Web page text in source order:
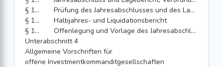
§ 121
Prüfung des Jahresabschlusses und des Lageberichts; Verordnungsermächtigung
§ 122
Halbjahres- und Liquidationsbericht
§ 123
Offenlegung und Vorlage des Jahresabschlusses und Lageberichts sowie des Halbjahresberichts
Unterabschnitt 4
Allgemeine Vorschriften für
offene Investmentkommanditgesellschaften